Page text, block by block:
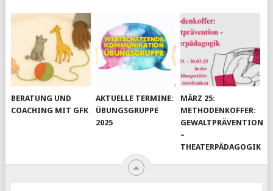
BERATUNG UND
COACHING MIT GFK
AKTUELLE TERMINE:
ÜBUNGSGRUPPE
2025
MÄRZ 25:
METHODENKOFFER:
GEWALTPRÄVENTION
–
THEATERPÄDAGOGIK